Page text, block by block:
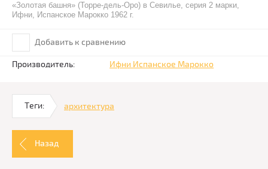
«Золотая башня» (Торре-дель-Оро) в Севилье, серия 2 марки,
Ифни, Испанское Марокко 1962 г.
Добавить к сравнению
Производитель: Ифни Испанское Марокко
Теги: архитектура
Назад